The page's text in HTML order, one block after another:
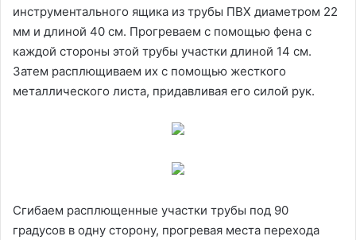
инструментального ящика из трубы ПВХ диаметром 22
мм и длиной 40 см. Прогреваем с помощью фена с
каждой стороны этой трубы участки длиной 14 см.
Затем расплющиваем их с помощью жесткого
металлического листа, придавливая его силой рук.
Сгибаем расплющенные участки трубы под 90
градусов в одну сторону, прогревая места перехода